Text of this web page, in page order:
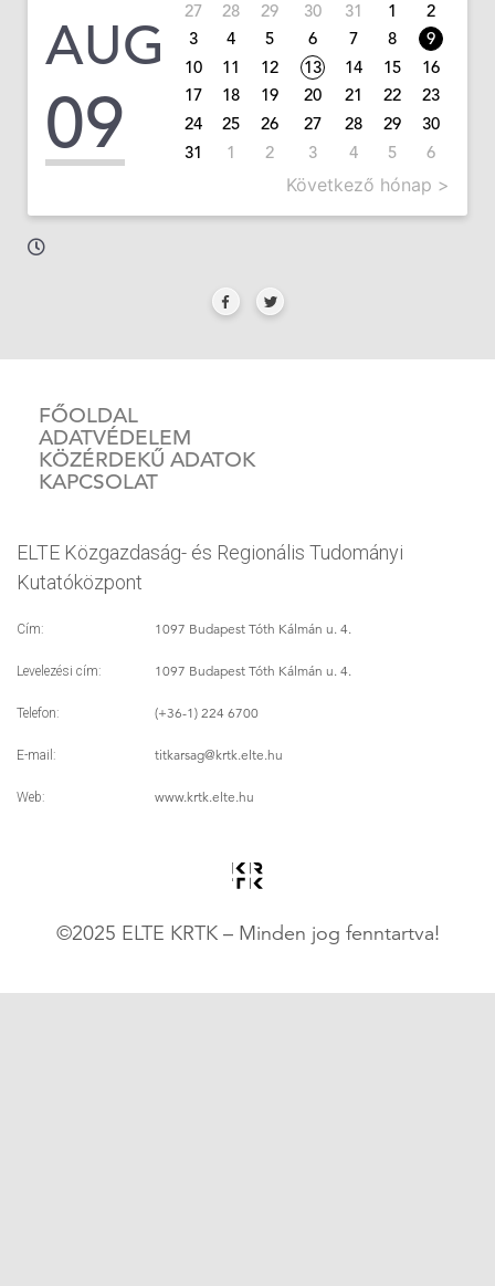
AUG
09
27 28 29 30 31 1
2
3
4 5 6 7 8
9
10
11 12 13 14 15
16
17
18 19 20 21 22
23
24
25 26 27 28 29
30
31
1 2 3 4 5 6
Következő hónap >
FŐOLDAL
ADATVÉDELEM
KÖZÉRDEKŰ ADATOK
KAPCSOLAT
ELTE Közgazdaság- és Regionális Tudományi
Kutatóközpont
Cím: 1097 Budapest Tóth Kálmán u. 4.
Levelezési cím: 1097 Budapest Tóth Kálmán u. 4.
Telefon: (+36-1) 224 6700
E-mail: titkarsag@krtk.elte.hu
Web: www.krtk.elte.hu
©2025 ELTE KRTK – Minden jog fenntartva!